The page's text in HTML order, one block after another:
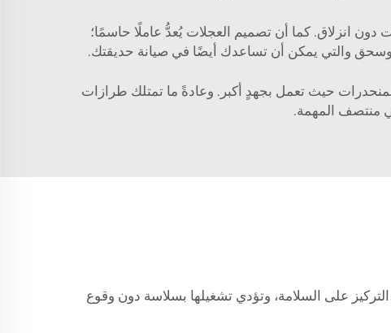
انزلاق. كما أن تصميم العجلات يُعدُّ عاملًا حاسمًا؛
وسحق والتي يمكن أن تساعدك أيضًا في صيانة حديقتك.
حيث تعمل بجهدٍ أكبر. وعادةً ما تمتلك طرازات
منتصف المهمة.
على السلامة، وتؤدي تشغيلها بسلاسة دون وقوع